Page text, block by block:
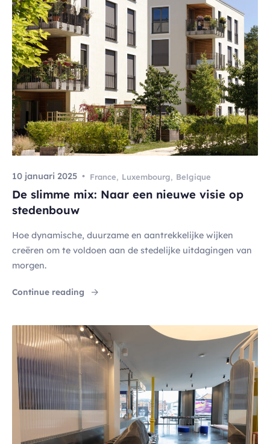
De slimme mix: Naar een nieuwe visie op
stedenbouw
Hoe dynamische, duurzame en aantrekkelijke wijken
creëren om te voldoen aan de stedelijke uitdagingen van
morgen.
Continue reading
10 januari 2025 France, Luxembourg, Belgique